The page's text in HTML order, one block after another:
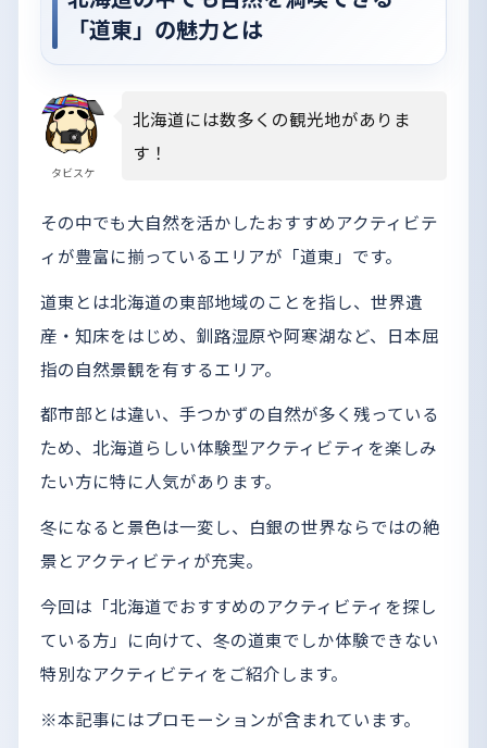
「道東」の魅力とは
タビスケ
北海道には数多くの観光地がありま
す！
その中でも大自然を活かしたおすすめアクティビテ
ィが豊富に揃っているエリアが「道東」です。
道東とは北海道の東部地域のことを指し、世界遺
産・知床をはじめ、釧路湿原や阿寒湖など、日本屈
指の自然景観を有するエリア。
都市部とは違い、手つかずの自然が多く残っている
ため、北海道らしい体験型アクティビティを楽しみ
たい方に特に人気があります。
冬になると景色は一変し、白銀の世界ならではの絶
景とアクティビティが充実。
今回は「北海道でおすすめのアクティビティを探し
ている方」に向けて、冬の道東でしか体験できない
特別なアクティビティをご紹介します。
※本記事にはプロモーションが含まれています。